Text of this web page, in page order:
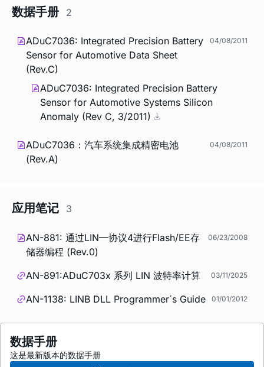
数据手册 2
ADuC7036: Integrated Precision Battery
Sensor for Automotive Data Sheet
(Rev.C)
04/08/2011
ADuC7036: Integrated Precision Battery
Sensor for Automotive Systems Silicon
Anomaly (Rev C, 3/2011)
ADuC7036：汽车系统集成精密电池
(Rev.A)
04/08/2011
应用笔记 3
AN-881: 通过LIN—协议4进行Flash/EE存
储器编程 (Rev.0)
06/23/2008
AN-891:ADuC703x 系列 LIN 波特率计算 03/11/2025
AN-1138: LINB DLL Programmer´s Guide 01/01/2012
数据手册
这是最新版本的数据手册